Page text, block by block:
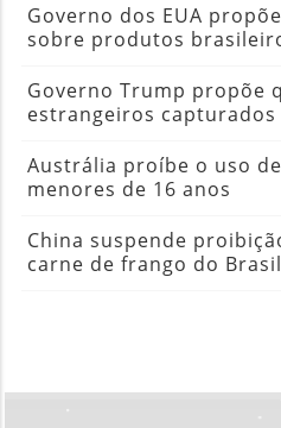
Governo dos EUA
sobre produtos
Governo Trump propõe
estrangeiros capturados
Austrália proíbe o uso
menores de 16 anos
China suspende
carne de frango do Brasil